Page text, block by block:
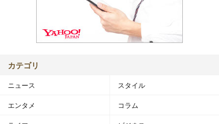
カテゴリ
ニュース スタイル
エンタメ コラム